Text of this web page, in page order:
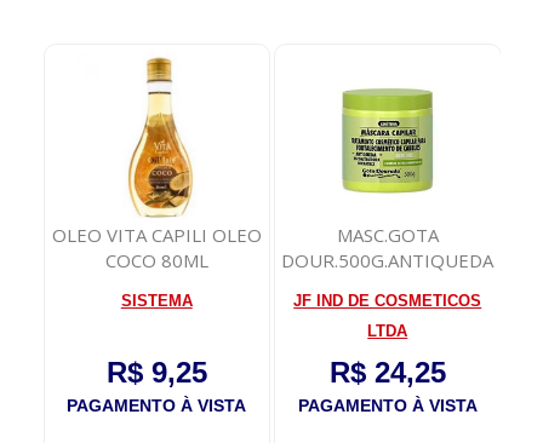
OLEO VITA CAPILI OLEO
COCO 80ML
SISTEMA
R$ 9,25
PAGAMENTO À VISTA
MASC.GOTA
DOUR.500G.ANTIQUEDA
JF IND DE COSMETICOS
LTDA
R$ 24,25
PAGAMENTO À VISTA